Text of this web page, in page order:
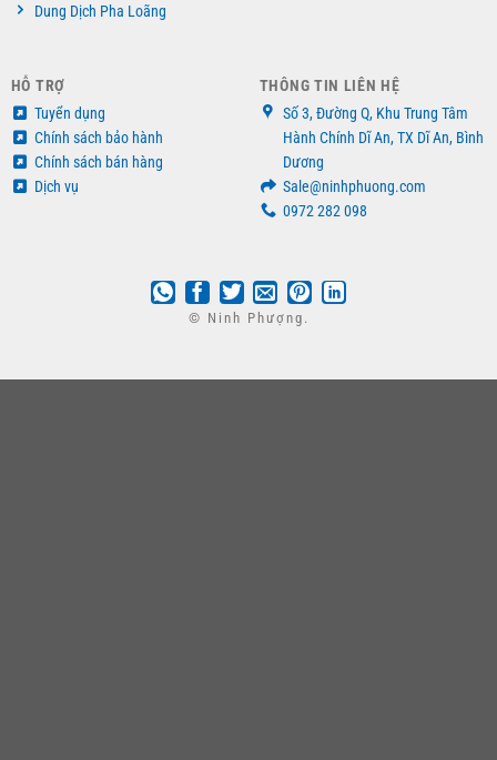
Dung Dịch Pha Loãng
HỖ TRỢ
Tuyển dụng
Chính sách bảo hành
Chính sách bán hàng
Dịch vụ
THÔNG TIN LIÊN HỆ
Số 3, Đường Q, Khu Trung Tâm
Hành Chính Dĩ An, TX Dĩ An, Bình
Dương
Sale@ninhphuong.com
0972 282 098
© Ninh Phượng.